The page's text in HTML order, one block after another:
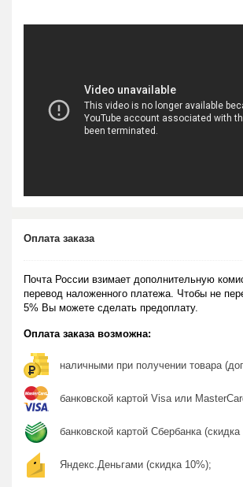
Оплата заказа
Почта России взимает дополнительную
перевод наложенного платежа. Чтобы не
5% Вы можете сделать предоплату.
Оплата заказа возможна:
наличными при получении товара
банковской картой Visa или
банковской картой Сбербанка (скидка
Яндекс.Деньгами (скидка 10%);